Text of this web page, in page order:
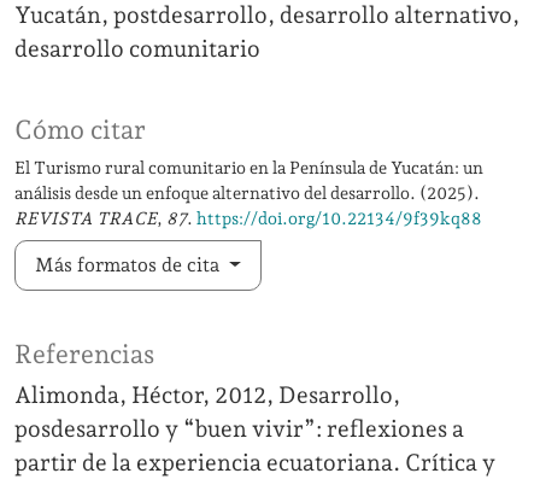
Yucatán postdesarrollo desarrollo alternativo
desarrollo comunitario
Cómo citar
El Turismo rural comunitario en la Península de Yucatán: un
análisis desde un enfoque alternativo del desarrollo. (2025).
REVISTA TRACE, 87. https://doi.org/10.22134/9f39kq88
Más formatos de cita
Referencias
Alimonda, Héctor, 2012, Desarrollo,
posdesarrollo y “buen vivir”: reflexiones a
partir de la experiencia ecuatoriana. Crítica y